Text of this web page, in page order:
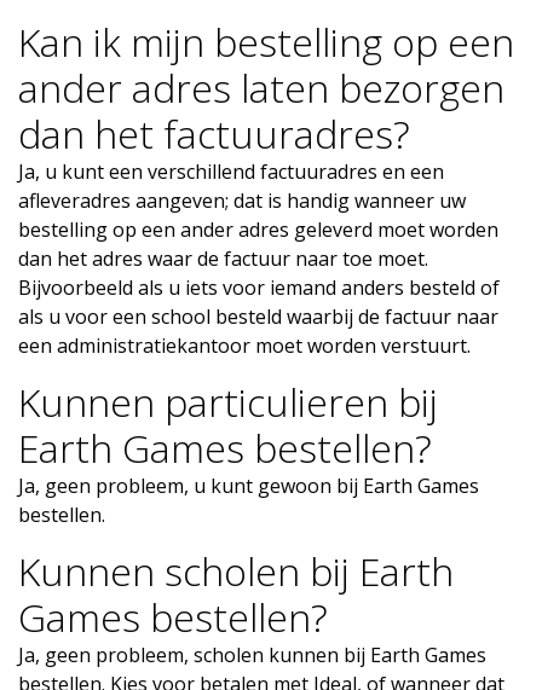
Kan ik mijn bestelling op een
ander adres laten bezorgen
dan het factuuradres?
Ja, u kunt een verschillend factuuradres en een
afleveradres aangeven; dat is handig wanneer uw
bestelling op een ander adres geleverd moet worden
dan het adres waar de factuur naar toe moet.
Bijvoorbeeld als u iets voor iemand anders besteld of
als u voor een school besteld waarbij de factuur naar
een administratiekantoor moet worden verstuurt.
Kunnen particulieren bij
Earth Games bestellen?
Ja, geen probleem, u kunt gewoon bij Earth Games
bestellen.
Kunnen scholen bij Earth
Games bestellen?
Ja, geen probleem, scholen kunnen bij Earth Games
bestellen. Kies voor betalen met Ideal, of wanneer dat